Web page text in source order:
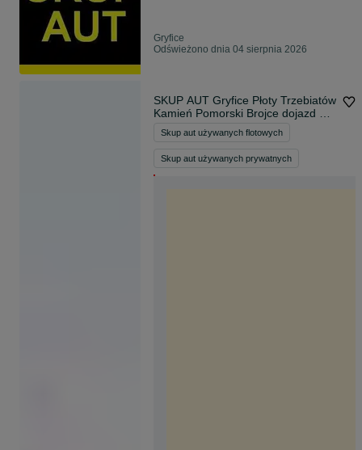
Gryfice
Odświeżono dnia 04 sierpnia 2026
SKUP AUT Gryfice Płoty Trzebiatów
Kamień Pomorski Brojce dojazd w
ten sam dzień z gotówką legalna
firma KAŻDY STAN
Skup aut używanych flotowych
Skup aut używanych prywatnych